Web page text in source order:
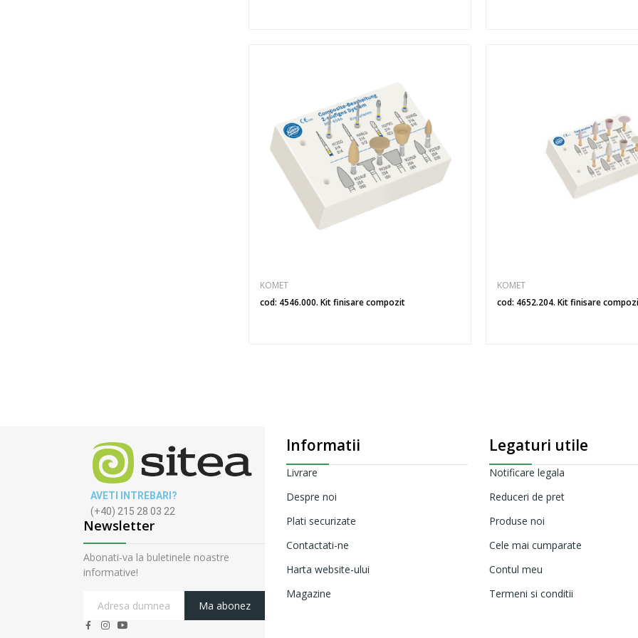
KOMET
cod: 4546.000. Kit finisare compozit
KOMET
cod: 4652.204. Kit finisare
AVETI INTREBARI?
(+40) 215 28 03 22
Newsletter
Abonati-va la buletinele noastre
informative!
Ma abonez
Informatii
Livrare
Despre noi
Plati securizate
Contactati-ne
Harta website-ului
Magazine
Legaturi utile
Notificare legala
Reduceri de pret
Produse noi
Cele mai cumparate
Contul meu
Termeni si conditii